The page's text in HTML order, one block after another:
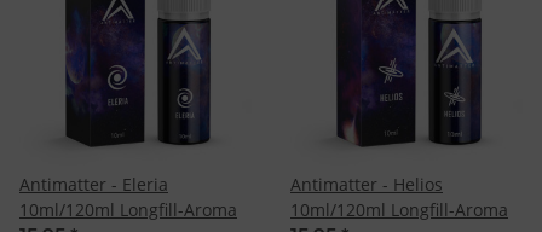
Antimatter - Eleria
10ml/120ml Longfill-Aroma
Antimatter - Helios
10ml/120ml Longfill-Aroma